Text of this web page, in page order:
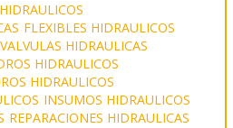
FLEXIBLES HIDRAULICOS
VALVULAS HIDRAULICAS
HIDRAULICOS
HIDRAULICOS
INSUMOS HIDRAULICOS
REPARACIONES HIDRAULICAS